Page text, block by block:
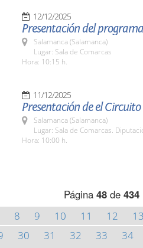
12/12/2025
Presentación del
Salamanca (Salamanca)
Lugar: Sala de Comarcas
Hora: 10:15 h.
11/12/2025
Presentación de el
Salamanca (Salamanca)
Lugar: Sala de Comarcas.
Hora: 10:00 h.
Página 48 de 434
8 9 10 11 12 13
30 31 32 33 34